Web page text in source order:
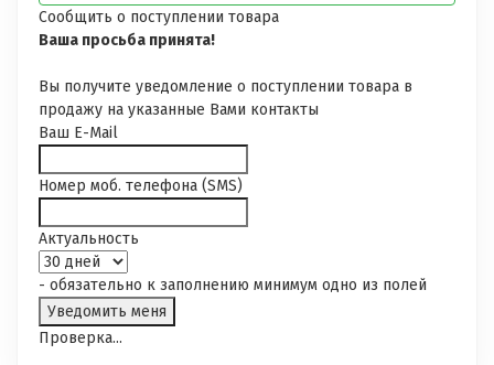
Сообщить о поступлении товара
Ваша просьба принята!
Вы получите уведомление о поступлении товара в
продажу на указанные Вами контакты
Ваш E-Mail
Номер моб. телефона (SMS)
Актуальность
- обязательно к заполнению минимум одно из полей
Проверка...